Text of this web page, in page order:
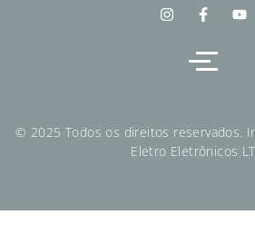
© 2025 Todos os direitos reservados.
Eletro Eletrônicos